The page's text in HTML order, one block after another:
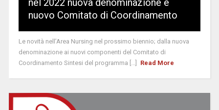
nel 2022 nuova denominazione e
nuovo Comitato di Coordinamento
Le novità nell’Area Nursing nel prossimo biennio; dalla nuova
denominazione ai nuovi componenti del Comitato di
Coordinamento Sintesi del programma [...]
Read More